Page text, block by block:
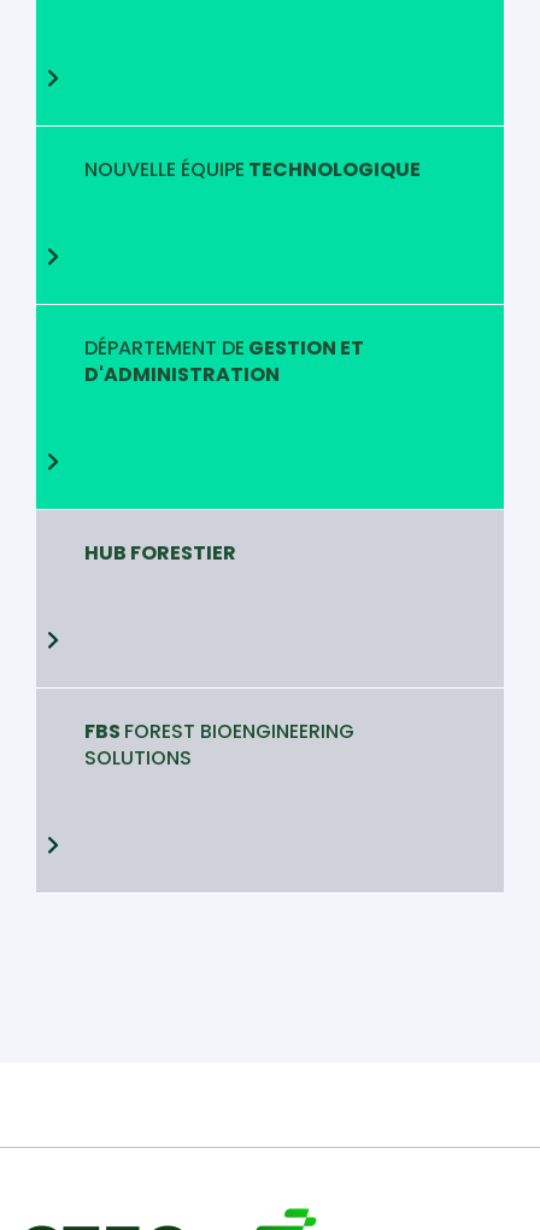
NOUVELLE ÉQUIPE TECHNOLOGIQUE
DÉPARTEMENT DE GESTION ET
D'ADMINISTRATION
HUB FORESTIER
FBS FOREST BIOENGINEERING
SOLUTIONS